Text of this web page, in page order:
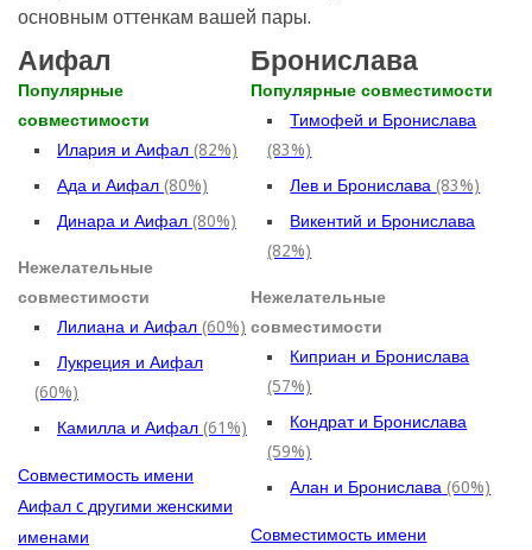
основным оттенкам вашей пары.
Аифал
Популярные
совместимости
Илария и Аифал (82%)
Ада и Аифал (80%)
Динара и Аифал (80%)
Нежелательные
совместимости
Лилиана и Аифал (60%)
Лукреция и Аифал
(60%)
Камилла и Аифал (61%)
Совместимость имени
Аифал c другими женскими
именами
Бронислава
Популярные совместимости
Тимофей и Бронислава
(83%)
Лев и Бронислава(83%)
Викентий и Бронислава
(82%)
Нежелательные
совместимости
Киприан и Бронислава
(57%)
Кондрат и Бронислава
(59%)
Алан и Бронислава(60%)
Совместимость имени